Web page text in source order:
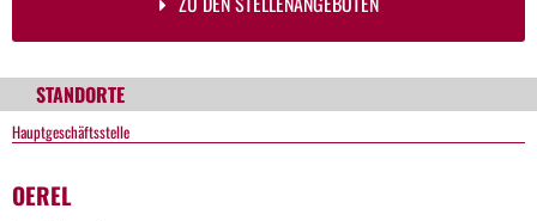
STANDORTE
Hauptgeschäftsstelle
OEREL